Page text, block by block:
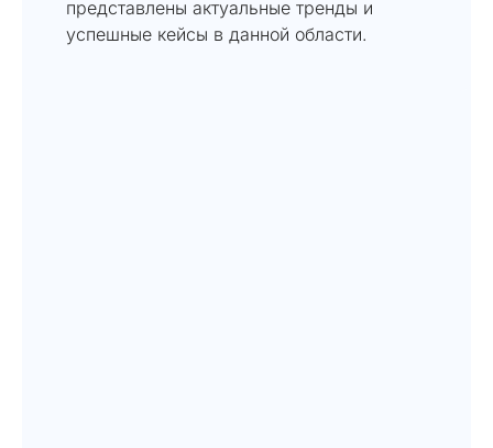
представлены актуальные тренды и
успешные кейсы в данной области.